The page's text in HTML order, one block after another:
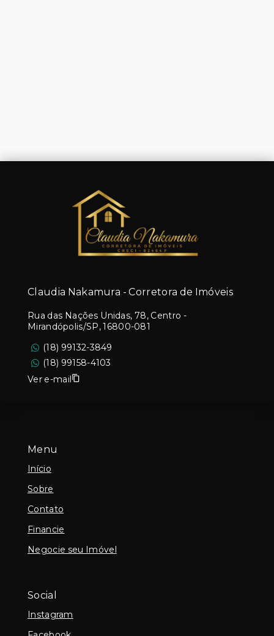
Menu
Início
Sobre
Contato
Financie
Negocie seu Imóvel
Social
Instagram
Claudia Nakamura - Corretora de Imóveis
Rua das Nações Unidas, 78, Centro -
Mirandópolis/SP, 16800-081
(18) 99132-3849
(18) 99158-4103
Ver e-mail